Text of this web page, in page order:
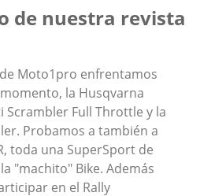
de nuestra revista
Moto1pro enfrentamos
la Husqvarna
Scrambler Full Throttle y la
Probamos a también a
toda una SuperSport de
"machito" Bike. Además
en el Rally